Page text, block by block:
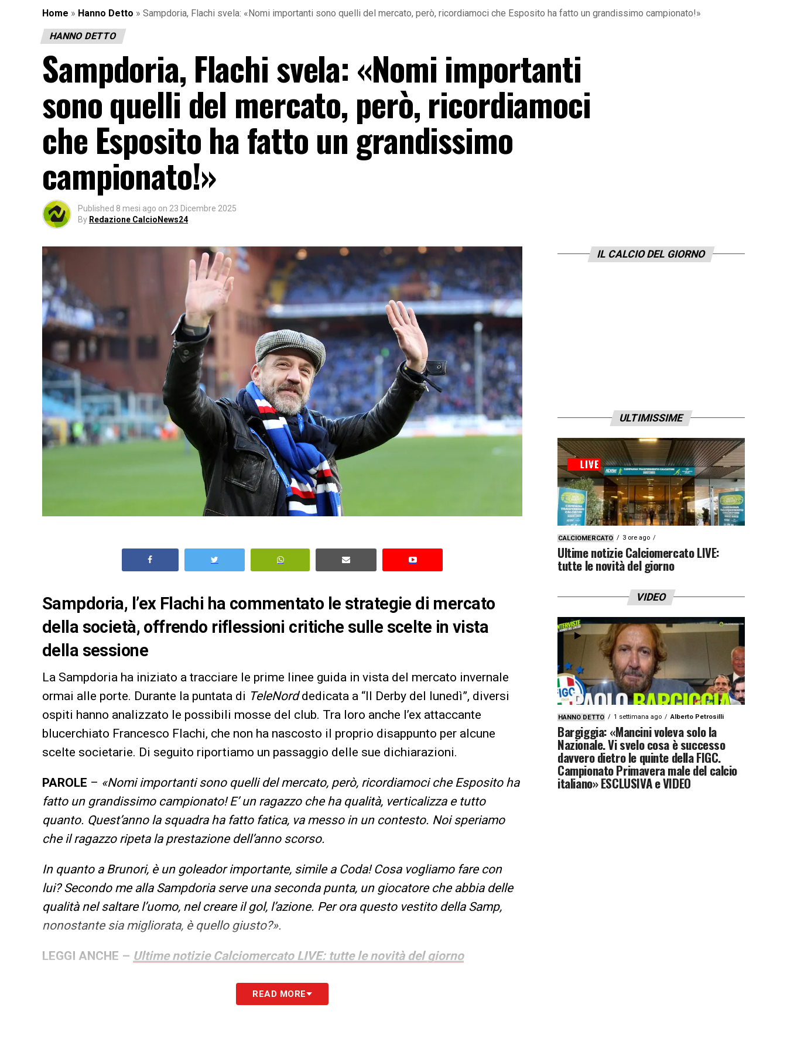
Home » Hanno Detto » Sampdoria, Flachi svela: «Nomi importanti sono quelli del mercato, però, ricordiamoci che Esposito ha fatto un grandissimo campionato!»
HANNO DETTO
Sampdoria, Flachi svela: «Nomi importanti
sono quelli del mercato, però, ricordiamoci
che Esposito ha fatto un grandissimo
campionato!»
Published 8 mesi ago on 23 Dicembre 2025
By Redazione CalcioNews24
Sampdoria, l’ex Flachi ha commentato le strategie di mercato
della società, offrendo riflessioni critiche sulle scelte in vista
della sessione
La Sampdoria ha iniziato a tracciare le prime linee guida in vista del mercato invernale
ormai alle porte. Durante la puntata di TeleNorddedicata a “Il Derby del lunedì”, diversi
ospiti hanno analizzato le possibili mosse del club. Tra loro anche l’ex attaccante
blucerchiato Francesco Flachi, che non ha nascosto il proprio disappunto per alcune
scelte societarie. Di seguito riportiamo un passaggio delle sue dichiarazioni.
PAROLE – «Nomi importanti sono quelli del mercato, però, ricordiamoci che Esposito ha
fatto un grandissimo campionato! E’ un ragazzo che ha qualità, verticalizza e tutto
quanto. Quest’anno la squadra ha fatto fatica, va messo in un contesto. Noi speriamo
che il ragazzo ripeta la prestazione dell’anno scorso.
In quanto a Brunori, è un goleador importante, simile a Coda! Cosa vogliamo fare con
lui? Secondo me alla Sampdoria serve una seconda punta, un giocatore che abbia delle
qualità nel saltare l’uomo, nel creare il gol, l’azione. Per ora questo vestito della Samp,
nonostante sia migliorata, è quello giusto?».
LEGGI ANCHE – Ultime notizie Calciomercato LIVE: tutte le novità del giorno
LA PLAYLIST DELLE NOSTRE TOP NEWSREAD MORE
IL CALCIO DEL GIORNO
ULTIMISSIME
CALCIOMERCATO 3 ore ago
Ultime notizie Calciomercato LIVE:
tutte le novità del giorno
VIDEO
HANNO DETTO 1 settimana ago Alberto Petrosilli
Bargiggia: «Mancini voleva solo la
Nazionale. Vi svelo cosa è successo
davvero dietro le quinte della FIGC.
Campionato Primavera male del calcio
italiano» ESCLUSIVA e VIDEO